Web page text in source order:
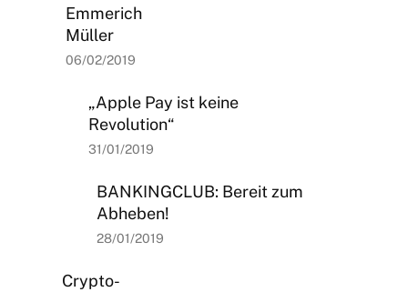
Emmerich
Müller
06/02/2019
„Apple Pay ist keine
Revolution“
31/01/2019
BANKINGCLUB: Bereit zum
Abheben!
28/01/2019
Crypto-